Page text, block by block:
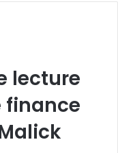
lecture
finance